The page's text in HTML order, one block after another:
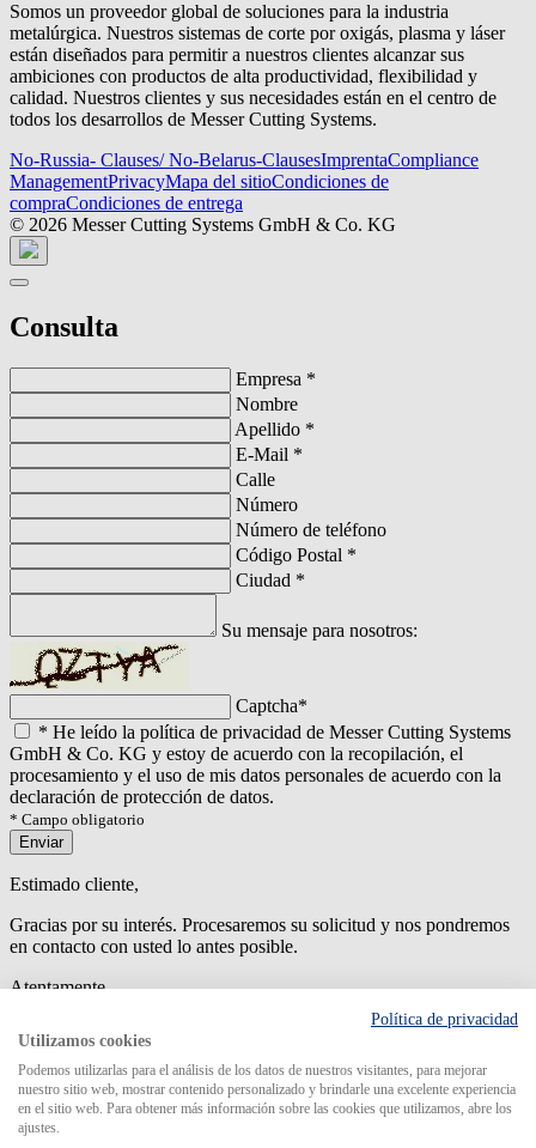
Somos un proveedor global de soluciones para la industria
metalúrgica. Nuestros sistemas de corte por oxigás, plasma y láser
están diseñados para permitir a nuestros clientes alcanzar sus
ambiciones con productos de alta productividad, flexibilidad y
calidad. Nuestros clientes y sus necesidades están en el centro de
todos los desarrollos de Messer Cutting Systems.
No-Russia- Clauses/ No-Belarus-ClausesImprentaCompliance
ManagementPrivacyMapa del sitioCondiciones de
compraCondiciones de entrega
© 2026 Messer Cutting Systems GmbH & Co. KG
Consulta
Empresa *
Nombre
Apellido *
E-Mail *
Calle
Número
Número de teléfono
Código Postal *
Ciudad *
Su mensaje para nosotros:
Captcha*
* He leído la política de privacidad de Messer Cutting Systems
GmbH & Co. KG y estoy de acuerdo con la recopilación, el
procesamiento y el uso de mis datos personales de acuerdo con la
declaración de protección de datos.
* Campo obligatorio
Enviar
Estimado cliente,
Gracias por su interés. Procesaremos su solicitud y nos pondremos
en contacto con usted lo antes posible.
Atentamente
An error has occured while submitting the form. Please try again
later.
Política de privacidad
Utilizamos cookies
Podemos utilizarlas para el análisis de los datos de nuestros visitantes, para mejorar
nuestro sitio web, mostrar contenido personalizado y brindarle una excelente experiencia
en el sitio web. Para obtener más información sobre las cookies que utilizamos, abre los
ajustes.